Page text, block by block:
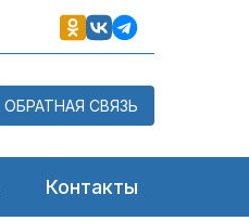
ОБРАТНАЯ СВЯЗЬ
Контакты